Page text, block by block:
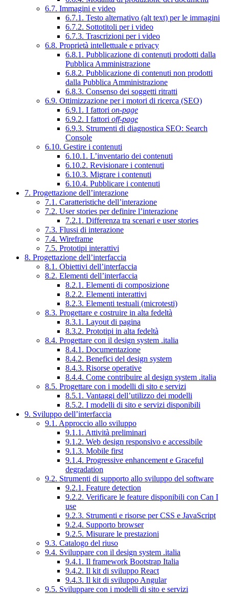
6.7. Immagini e video
6.7.1. Testo alternativo (alt text) per le immagini
6.7.2. Sottotitoli per i video
6.7.3. Trascrizioni per i video
6.8. Proprietà intellettuale e privacy
6.8.1. Pubblicazione di contenuti prodotti dalla
Pubblica Amministrazione
6.8.2. Pubblicazione di contenuti non prodotti
dalla Pubblica Amministrazione
6.8.3. Consenso dei soggetti ritratti
6.9. Ottimizzazione per i motori di ricerca (SEO)
6.9.1. I fattori on-page
6.9.2. I fattori off-page
6.9.3. Strumenti di diagnostica SEO: Search
Console
6.10. Gestire i contenuti
6.10.1. L’inventario dei contenuti
6.10.2. Revisionare i contenuti
6.10.3. Migrare i contenuti
6.10.4. Pubblicare i contenuti
7. Progettazione dell’interazione
7.1. Caratteristiche dell’interazione
7.2. User stories per definire l’interazione
7.2.1. Differenza tra scenari e user stories
7.3. Flussi di interazione
7.4. Wireframe
7.5. Prototipi interattivi
8. Progettazione dell’interfaccia
8.1. Obiettivi dell’interfaccia
8.2. Elementi dell’interfaccia
8.2.1. Elementi di composizione
8.2.2. Elementi interattivi
8.2.3. Elementi testuali (microtesti)
8.3. Progettare e costruire in alta fedeltà
8.3.1. Layout di pagina
8.3.2. Prototipi in alta fedeltà
8.4. Progettare con il design system .italia
8.4.1. Documentazione
8.4.2. Benefici del design system
8.4.3. Risorse operative
8.4.4. Come contribuire al design system .italia
8.5. Progettare con i modelli di sito e servizi
8.5.1. Vantaggi dell’utilizzo dei modelli
8.5.2. I modelli di sito e servizi disponibili
9. Sviluppo dell’interfaccia
9.1. Approccio allo sviluppo
9.1.1. Attività preliminari
9.1.2. Web design responsivo e accessibile
9.1.3. Mobile first
9.1.4. Progressive enhancement e Graceful
degradation
9.2. Strumenti di supporto allo sviluppo del software
9.2.1. Feature detection
9.2.2. Verificare le feature disponibili con Can I
use
9.2.3. Strumenti e risorse per CSS e JavaScript
9.2.4. Supporto browser
9.2.5. Misurare le prestazioni
9.3. Catalogo del riuso
9.4. Sviluppare con il design system .italia
9.4.1. Il framework Bootstrap Italia
9.4.2. Il kit di sviluppo React
9.4.3. Il kit di sviluppo Angular
9.5. Sviluppare con i modelli di sito e servizi